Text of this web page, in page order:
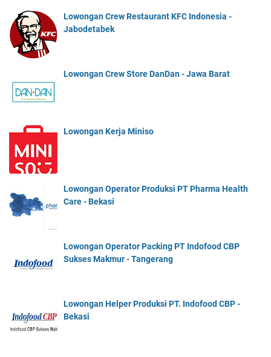
Lowongan Crew Restaurant KFC Indonesia -
Jabodetabek
Lowongan Crew Store DanDan - Jawa Barat
Lowongan Kerja Miniso
Lowongan Operator Produksi PT Pharma Health
Care - Bekasi
Lowongan Operator Packing PT Indofood CBP
Sukses Makmur - Tangerang
Lowongan Helper Produksi PT. Indofood CBP -
Bekasi